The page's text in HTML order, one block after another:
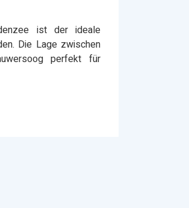
ist der ideale
Die Lage zwischen
perfekt für